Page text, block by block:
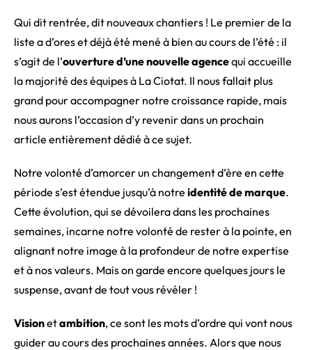
Qui dit rentrée, dit nouveaux chantiers ! Le premier de la
liste a d’ores et déjà été mené à bien au cours de l’été : il
s’agit de l’ouverture d’une nouvelle agencequi accueille
la majorité des équipes à La Ciotat. Il nous fallait plus
grand pour accompagner notre croissance rapide, mais
nous aurons l’occasion d’y revenir dans un prochain
article entièrement dédié à ce sujet.
Notre volonté d’amorcer un changement d’ère en cette
période s’est étendue jusqu’à notre identité de marque.
Cette évolution, qui se dévoilera dans les prochaines
semaines, incarne notre volonté de rester à la pointe, en
alignant notre image à la profondeur de notre expertise
et à nos valeurs. Mais on garde encore quelques jours le
suspense, avant de tout vous révéler !
Visionetambition, ce sont les mots d’ordre qui vont nous
guider au cours des prochaines années. Alors que nous